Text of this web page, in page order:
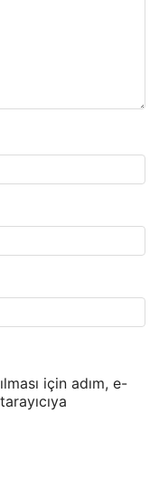
için adım, e-